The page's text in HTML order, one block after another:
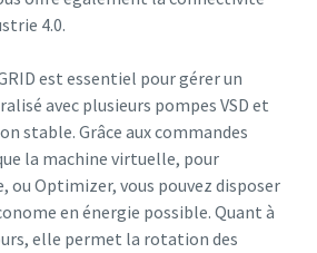
4.0.
est essentiel pour gérer un
avec plusieurs pompes VSD et
stable. Grâce aux commandes
la machine virtuelle, pour
ou Optimizer, vous pouvez disposer
en énergie possible. Quant à
elle permet la rotation des
Copco Vacuum.
Anti-Robot
Cliquez ici pour vérifier
Captcha ⇗
Copco Vacuum.
Anti-Robot
Cliquez ici pour vérifier
Captcha ⇗
Copco Vacuum.
Anti-Robot
Cliquez ici pour vérifier
Captcha ⇗
Copco Vacuum.
Anti-Robot
Cliquez ici pour vérifier
Captcha ⇗
Copco Vacuum.
Anti-Robot
Cliquez ici pour vérifier
Captcha ⇗